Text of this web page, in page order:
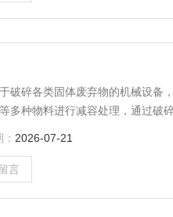
破碎各类固体废弃物的机械设备
多种物料进行减容处理，通过破
2026-07-21
言